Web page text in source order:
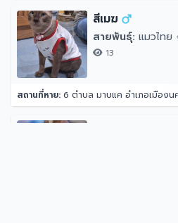
สีเมฆ
สายพันธุ์: แมวไทย
13
สถานที่หาย: 6 ตำบล มาบแค อำเภอเมือง